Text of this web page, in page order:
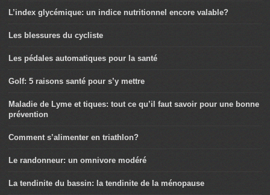
L’index glycémique: un indice nutritionnel encore valable?
Les blessures du cycliste
Les pédales automatiques pour la santé
Golf: 5 raisons santé pour s’y mettre
Maladie de Lyme et tiques: tout ce qu’il faut savoir pour une bonne
prévention
Comment s’alimenter en triathlon?
Le randonneur: un omnivore modéré
La tendinite du bassin: la tendinite de la ménopause